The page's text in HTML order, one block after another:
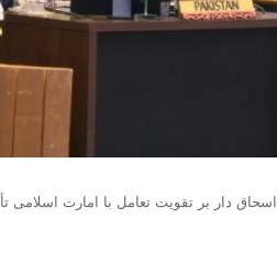
اسحاق دار بر تقویت تعامل با امارت اسلامی